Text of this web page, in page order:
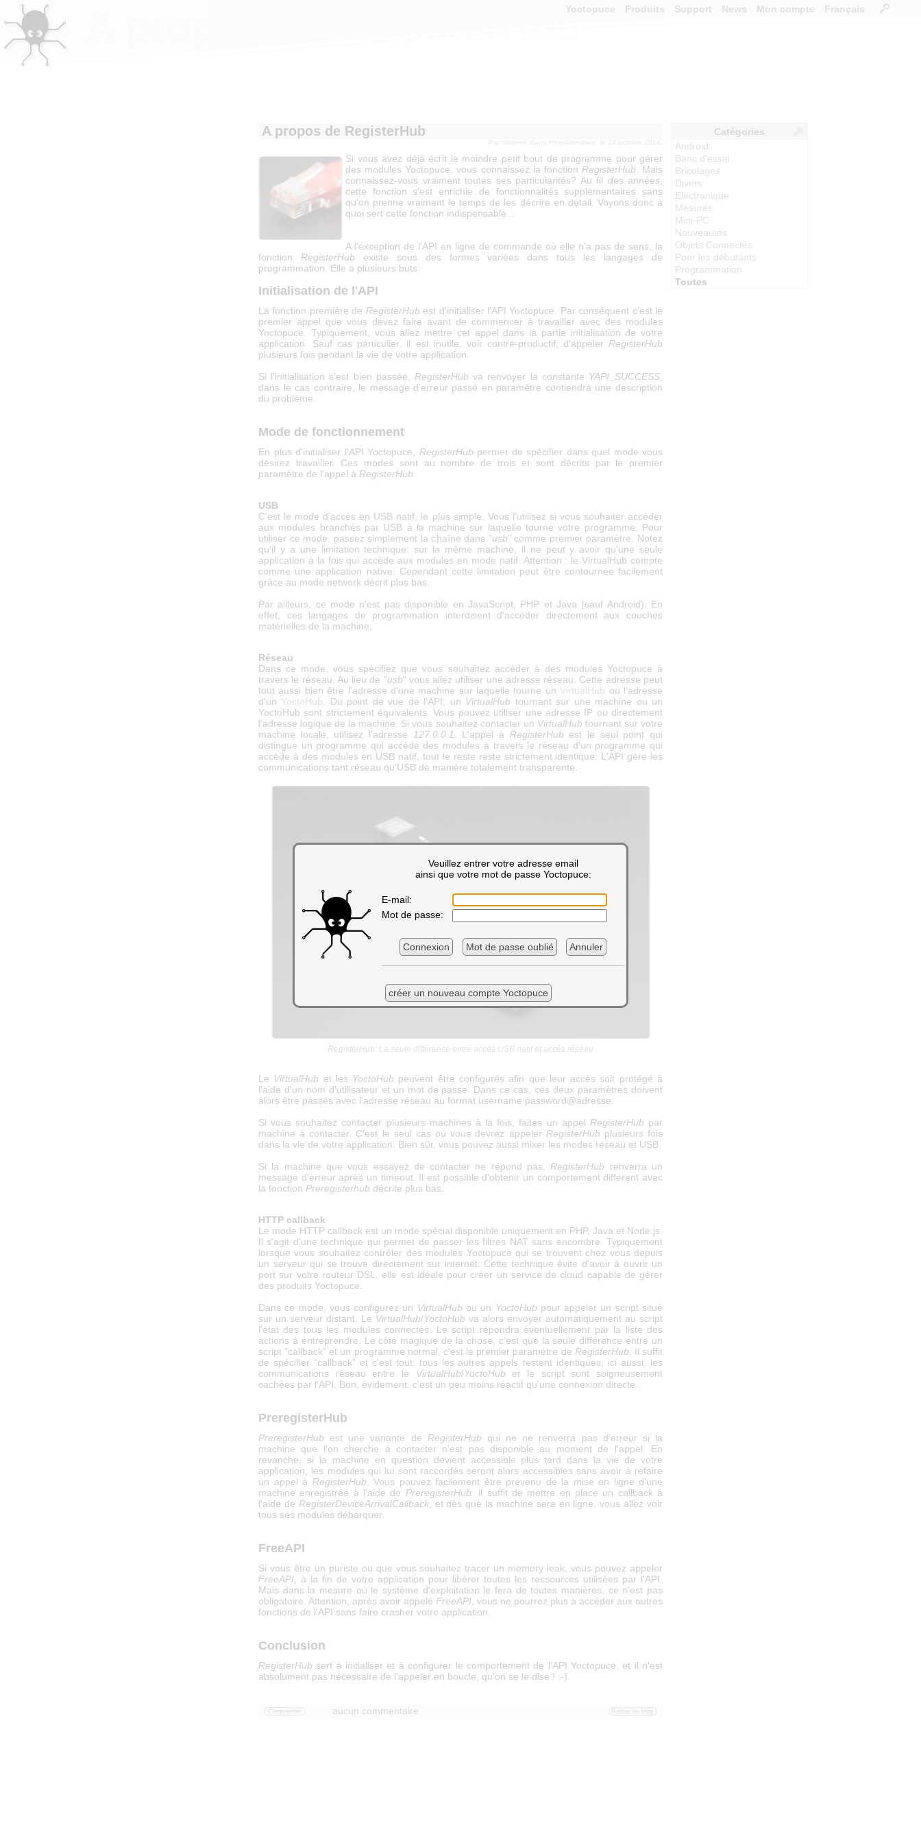
Veuillez entrer votre adresse email
ainsi que votre mot de passe Yoctopuce:
E-mail:
Mot de passe:
Connexion Mot de passe oublié Annuler
créer un nouveau compte Yoctopuce
A propos de RegisterHub
A propos de RegisterHub
Par Programmation
Si vous avez déjà écrit le moindre petit bout de programme pour gérer
des modules Yoctopuce, vous connaissez la fonction RegisterHub . Mais
connaissez-vous vraiment toutes ses particularités? Au fil des années,
cette fonction s'est enrichie de fonctionnalités supplémentaires sans
qu'on prenne vraiment le temps de les décrire en détail. Voyons donc à
quoi sert cette fonction indispensable...
A l'exception de l'API en ligne de commande où elle n'a pas de sens, la
fonction RegisterHub existe sous des formes variées dans tous les langages de
programmation. Elle a plusieurs buts:
Initialisation de l'API
La fonction première de RegisterHub est d'initialiser l'API Yoctopuce. Par conséquent c'est le
premier appel que vous devez faire avant de commencer à travailler avec des modules
Yoctopuce. Typiquement, vous allez mettre cet appel dans la partie initialisation de votre
application. Sauf cas particulier, il est inutile, voir contre-productif, d'appeler RegisterHub
plusieurs fois pendant la vie de votre application.
Si l'initialisation s'est bien passée, RegisterHub va renvoyer la constante YAPI_SUCCESS
dans le cas contraire, le message d'erreur passé en paramètre contiendra une description
du problème.
Mode de fonctionnement
En plus d'initialiser l'API Yoctopuce, RegisterHub permet de spécifier dans quel mode vous
désirez travailler. Ces modes sont au nombre de trois et sont décrits par le premier
paramètre de l'appel à RegisterHub
USB
C'est le mode d'accès en USB natif, le plus simple. Vous l'utilisez si vous souhaiter accéder
aux modules branchés par USB à la machine sur laquelle tourne votre programme. Pour
utiliser ce mode, passez simplement la chaîne dans "usb" comme premier paramètre. Notez
qu'il y a une limitation technique: sur la même machine, il ne peut y avoir qu'une seule
application à la fois qui accède aux modules en mode natif. Attention : le VirtualHub compte
comme une application native. Cependant cette limitation peut être contournée facilement
grâce au mode network décrit plus bas.
Par ailleurs, ce mode n'est pas disponible en JavaScript, PHP et Java (sauf Android). En
effet, ces langages de programmation interdisent d'accéder directement aux couches
matérielles de la machine.
Réseau
Dans ce mode, vous spécifiez que vous souhaitez accéder à des modules Yoctopuce à
travers le réseau. Au lieu de "usb" vous allez utiliser une adresse réseau. Cette adresse peut
tout aussi bien être l'adresse d'une machine sur laquelle tourne un VirtualHub ou l'adresse
d'un YoctoHub . Du point de vue de l'API, un VirtualHub tournant sur une machine ou un
YoctoHub sont strictement équivalents. Vous pouvez utiliser une adresse IP ou directement
l'adresse logique de la machine. Si vous souhaitez contacter un VirtualHub tournant sur votre
machine locale, utilisez l'adresse
127.0.0.1 . L'appel à RegisterHub est le seul point qui
distingue un programme qui accède des modules à travers le réseau d'un programme qui
accède à des modules en USB natif, tout le reste reste strictement identique. L'API gère les
communications tant réseau qu'USB de manière totalement transparente.
RegisterHub: La seule différence entre accès USB natif et accès réseau
Le VirtualHub et les YoctoHub peuvent être configurés afin que leur accès soit protégé à
l'aide d'un nom d'utilisateur et un mot de passe. Dans ce cas, ces deux paramètres doivent
alors être passés avec l'adresse réseau au format username:password@adresse.
Si vous souhaitez contacter plusieurs machines à la fois, faites un appel RegisterHub par
machine à contacter. C'est le seul cas où vous devrez appeler RegisterHub plusieurs fois
dans la vie de votre application. Bien sûr, vous pouvez aussi mixer les modes réseau et USB.
Si la machine que vous essayez de contacter ne répond pas, RegisterHub renverra un
message d'erreur après un timeout. Il est possible d'obtenir un comportement différent avec
la fonction Preregisterhub décrite plus bas.
HTTP callback
Le mode HTTP callback est un mode spécial disponible uniquement en PHP, Java et Node.js.
Il s'agit d'une technique qui permet de passer les filtres NAT sans encombre. Typiquement
lorsque vous souhaitez contrôler des modules Yoctopuce qui se trouvent chez vous depuis
un serveur qui se trouve directement sur internet. Cette technique évite d'avoir à ouvrir un
port sur votre routeur DSL, elle est idéale pour créer un service de cloud capable de gérer
des produits Yoctopuce.
Dans ce mode, vous configurez un VirtualHub ou un YoctoHub pour appeler un script situé
sur un serveur distant. Le VirtualHub/YoctoHub va alors envoyer automatiquement au script
l'état des tous les modules connectés. Le script répondra éventuellement par la liste des
actions à entreprendre. Le côté magique de la chose, c'est que la seule différence entre un
script "callback" et un programme normal, c'est le premier paramètre de RegisterHub . Il suffit
de spécifier "callback" et c'est tout: tous les autres appels restent identiques, ici aussi, les
communications réseau entre le VirtualHub/YoctoHub et le script sont soigneusement
cachées par l'API. Bon, évidement, c'est un peu moins réactif qu'une connexion directe.
PreregisterHub
PreregisterHub est une variante de RegisterHub qui ne ne renverra pas d'erreur si la
machine que l'on cherche à contacter n'est pas disponible au moment de l'appel. En
revanche, si la machine en question devient accessible plus tard dans la vie de votre
application, les modules qui lui sont raccordés seront alors accessibles sans avoir à refaire
un appel à RegisterHub . Vous pouvez facilement être prévenu de la mise en ligne d'une
machine enregistrée à l'aide de PreregisterHub: il suffit de mettre en place un callback à
l'aide de RegisterDeviceArrivalCallback, et dès que la machine sera en ligne, vous allez voir
tous ses modules débarquer.
FreeAPI
Si vous être un puriste ou que vous souhaitez tracer un memory leak, vous pouvez appeler
FreeAPI , à la fin de votre application pour libérer toutes les ressources utilisées par l'API.
Mais dans la mesure où le système d'exploitation le fera de toutes manières, ce n'est pas
obligatoire. Attention, après avoir appelé FreeAPI , vous ne pourrez plus à accéder aux autres
fonctions de l'API sans faire crasher votre application.
Conclusion
RegisterHub sert à initialiser et à configurer le comportement de l'API Yoctopuce, et il n'est
absolument pas nécessaire de l'appeler en boucle, qu'on se le dise ! :-)
Commenter aucun commentaire Retour au blog
Yoctopuce Produits Support News Mon compte Français
Catégories
Android
Banc d'essai
Bricolages
Divers
Electronique
Mesures
Mini-PC
Nouveautés
Objets Connectés
Pour les débutants
Programmation
Toutes